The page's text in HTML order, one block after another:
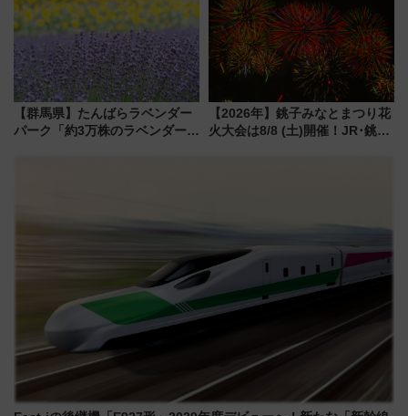
ツ路線まとめ（8/10まで）
【群馬県】たんばらラベンダー
パーク「約3万株のラベンダー」
【2026年】銚子みなとまつり花
火大会は8/8 (土)開催！JR･銚子